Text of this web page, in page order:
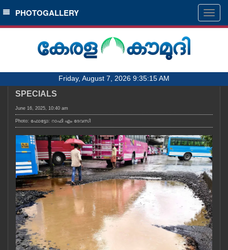
SECTIONS
HOME
NOTIFIED NEWS
KERALA
LOCAL
OBITUARY
NEWS 360
CASE DIARY
PHOTOGALLERY
Friday, August 7, 2026 9:35:15 AM
SPECIALS
June 16, 2025, 10:40 am
Photo: ഫോട്ടോ: റാഫി എം ദേവസി